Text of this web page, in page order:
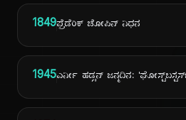
1849ಫ್ರೆಡೆರಿಕ್ ಚೋಪಿನ್ ನಿಧನ
1945ಎರ್ನೀ ಹಡ್ಸನ್ ಜನ್ಮದಿನ: